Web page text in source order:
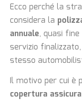
Ecco perché la
considera la
annuale, quasi
servizio
stesso
Il motivo per cui è
copertura